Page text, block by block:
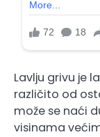
Lavlju grivu je
različito od
može se naći
visinama